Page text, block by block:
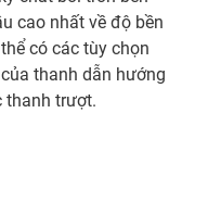
cao nhất về độ bền
có các tùy chọn
thanh dẫn hướng
thanh trượt.